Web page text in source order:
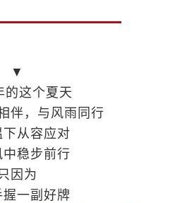
▼
的这个夏天
伴，与风雨同行
下从容应对
中稳步前行
因为
握一副好牌